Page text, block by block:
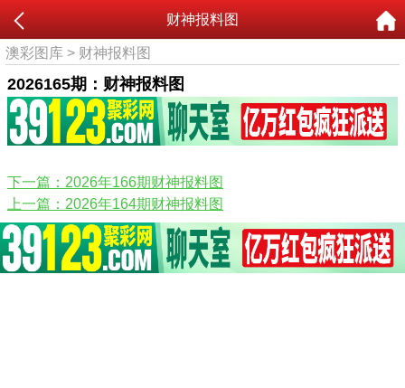
财神报料图
澳彩图库 > 财神报料图
2026165期：财神报料图
下一篇：2026年166期财神报料图
上一篇：2026年164期财神报料图